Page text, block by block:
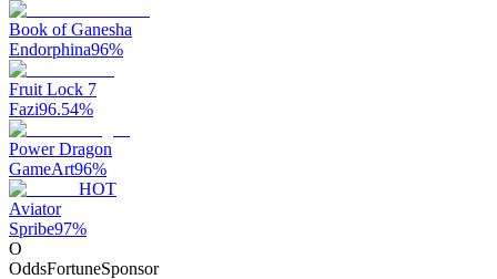
Book of Ganesha
Endorphina96%
Fruit Lock 7
Fazi96.54%
Power Dragon
GameArt96%
HOT
Aviator
Spribe97%
O
OddsFortuneSponsor